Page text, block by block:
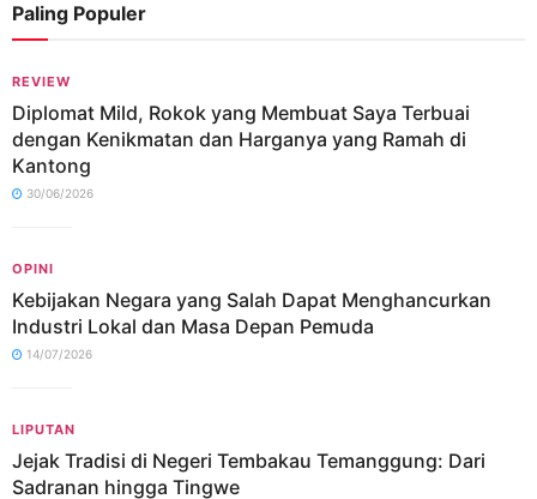
Paling Populer
REVIEW
Diplomat Mild, Rokok yang Membuat Saya Terbuai
dengan Kenikmatan dan Harganya yang Ramah di
Kantong
30/06/2026
OPINI
Kebijakan Negara yang Salah Dapat Menghancurkan
Industri Lokal dan Masa Depan Pemuda
14/07/2026
LIPUTAN
Jejak Tradisi di Negeri Tembakau Temanggung: Dari
Sadranan hingga Tingwe